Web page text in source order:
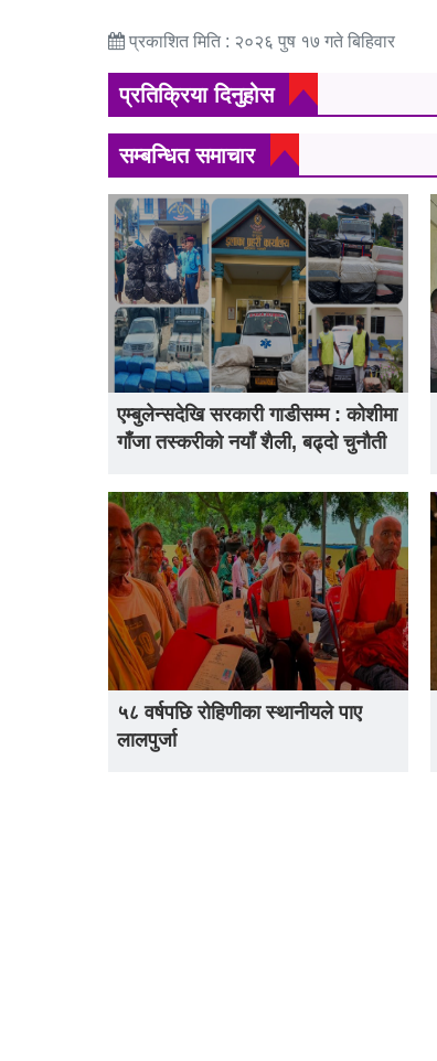
प्रकाशित मिति : २०२६ पुष १७ गते बिहिवार
प्रतिक्रिया दिनुहोस
सम्बन्धित समाचार
एम्बुलेन्सदेखि सरकारी गाडीसम्म : कोशीमा
गाँजा तस्करीको नयाँ शैली, बढ्दो चुनौती
५८ वर्षपछि रोहिणीका स्थानीयले पाए
लालपुर्जा